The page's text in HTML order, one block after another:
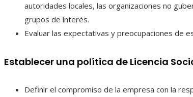
autoridades locales, las organizaciones no
grupos de interés.
Evaluar las expectativas y preocupaciones de
Establecer una política de Licencia
Definir el compromiso de la empresa con la